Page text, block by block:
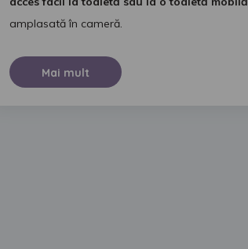
amplasată în cameră.
Mai mult